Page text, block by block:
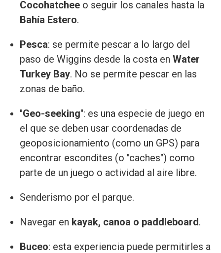
Cocohatchee o seguir los canales hasta la
Bahía Estero.
Pesca: se permite pescar a lo largo del
paso de Wiggins desde la costa en Water
Turkey Bay. No se permite pescar en las
zonas de baño.
"Geo-seeking": es una especie de juego en
el que se deben usar coordenadas de
geoposicionamiento (como un GPS) para
encontrar escondites (o "caches") como
parte de un juego o actividad al aire libre.
Senderismo por el parque.
Navegar en kayak, canoa o paddleboard.
Buceo: esta experiencia puede permitirles a